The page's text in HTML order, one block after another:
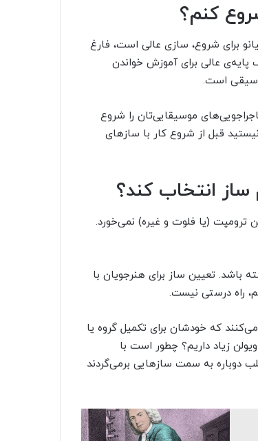
برای شروع، سازی عالی است، فارغ
پایه‌ی عالی برای آموزش خواندن
است.
موسیقایی‌تان را شروع
قبل از شروع کار با سازهای
ترومپت (یا فلوت و غیره) نمی‌خورد.
تعیین ساز برای هنرجویان با
راه درستی نیست.
که خودشان برای تکمیل گروه یا
زیاد داریم؟ چطور است با
دوباره به سمت سازهایی برمی‌گردند